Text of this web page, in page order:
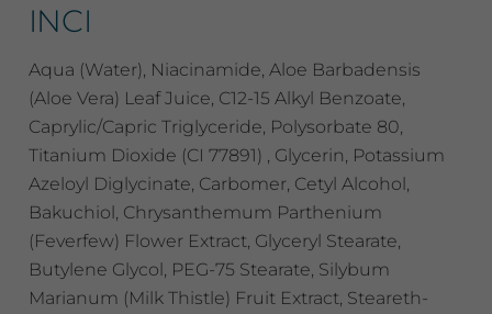
INCI
Aqua (Water), Niacinamide, Aloe Barbadensis
(Aloe Vera) Leaf Juice, C12-15 Alkyl Benzoate,
Caprylic/Capric Triglyceride, Polysorbate 80,
Titanium Dioxide (CI 77891) , Glycerin, Potassium
Azeloyl Diglycinate, Carbomer, Cetyl Alcohol,
Bakuchiol, Chrysanthemum Parthenium
(Feverfew) Flower Extract, Glyceryl Stearate,
Butylene Glycol, PEG-75 Stearate, Silybum
Marianum (Milk Thistle) Fruit Extract, Steareth-